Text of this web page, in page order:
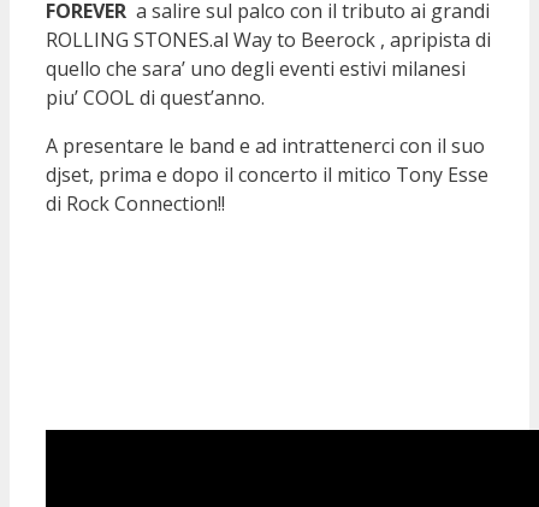
FOREVER a salire sul palco con il tributo ai grandi
ROLLING STONES.al Way to Beerock , apripista di
quello che sara’ uno degli eventi estivi milanesi
piu’ COOL di quest’anno.
A presentare le band e ad intrattenerci con il suo
djset, prima e dopo il concerto il mitico Tony Esse
di Rock Connection!!